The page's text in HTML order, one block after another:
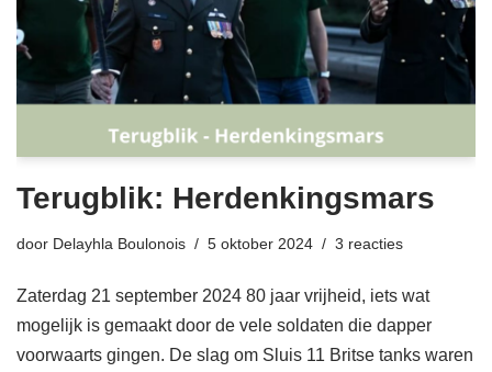
Terugblik: Herdenkingsmars
door Delayhla Boulonois 5 oktober 2024 3 reacties
Zaterdag 21 september 2024 80 jaar vrijheid, iets wat
mogelijk is gemaakt door de vele soldaten die dapper
voorwaarts gingen. De slag om Sluis 11 Britse tanks waren